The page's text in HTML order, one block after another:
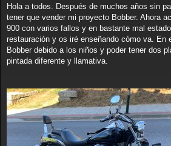
n
a
j
Hola a todos. Después de muchos años sin
tener que vender mi proyecto Bobber. Ahora
900 con varios fallos y en bastante mal
restauración y os iré enseñando cómo va. En
Bobber debido a los niños y poder tener dos
pintada diferente y llamativa.